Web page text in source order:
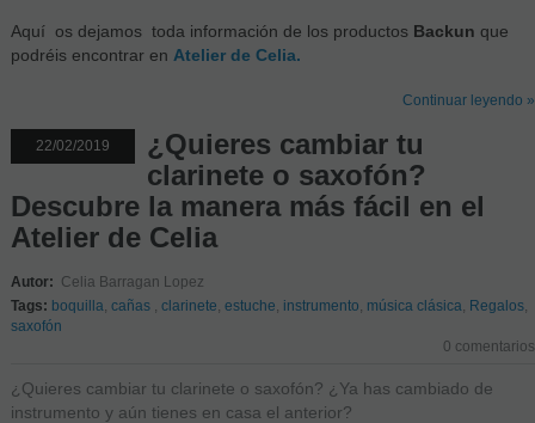
Aquí os dejamos toda información de los productos Backun que
podréis encontrar en Atelier de Celia.
Continuar leyendo »
22/02/2019
¿Quieres cambiar tu
clarinete o saxofón?
Descubre la manera más fácil en el
Atelier de Celia
Autor: Celia Barragan Lopez
Tags: boquilla cañas clarinete estuche instrumento música clásica Regalos,
saxofón
0 comentarios
¿Quieres cambiar tu clarinete o saxofón? ¿Ya has cambiado de
instrumento y aún tienes en casa el anterior?